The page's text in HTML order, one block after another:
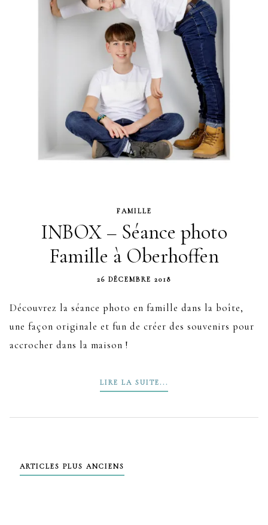
FAMILLE
INBOX – Séance photo
Famille à Oberhoffen
26 DÉCEMBRE 2018
Découvrez la séance photo en famille dans la boîte,
une façon originale et fun de créer des souvenirs pour
accrocher dans la maison !
LIRE LA SUITE...
Navigation
ARTICLES PLUS ANCIENS